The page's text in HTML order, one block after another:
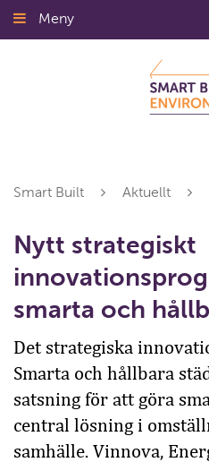
Gå
till
Meny
Smart Built Aktuellt
Nytt strategiskt
smarta och
Det strategiska
Smarta och hållbara
satsning för att göra
central lösning i
samhälle. Vinnova,